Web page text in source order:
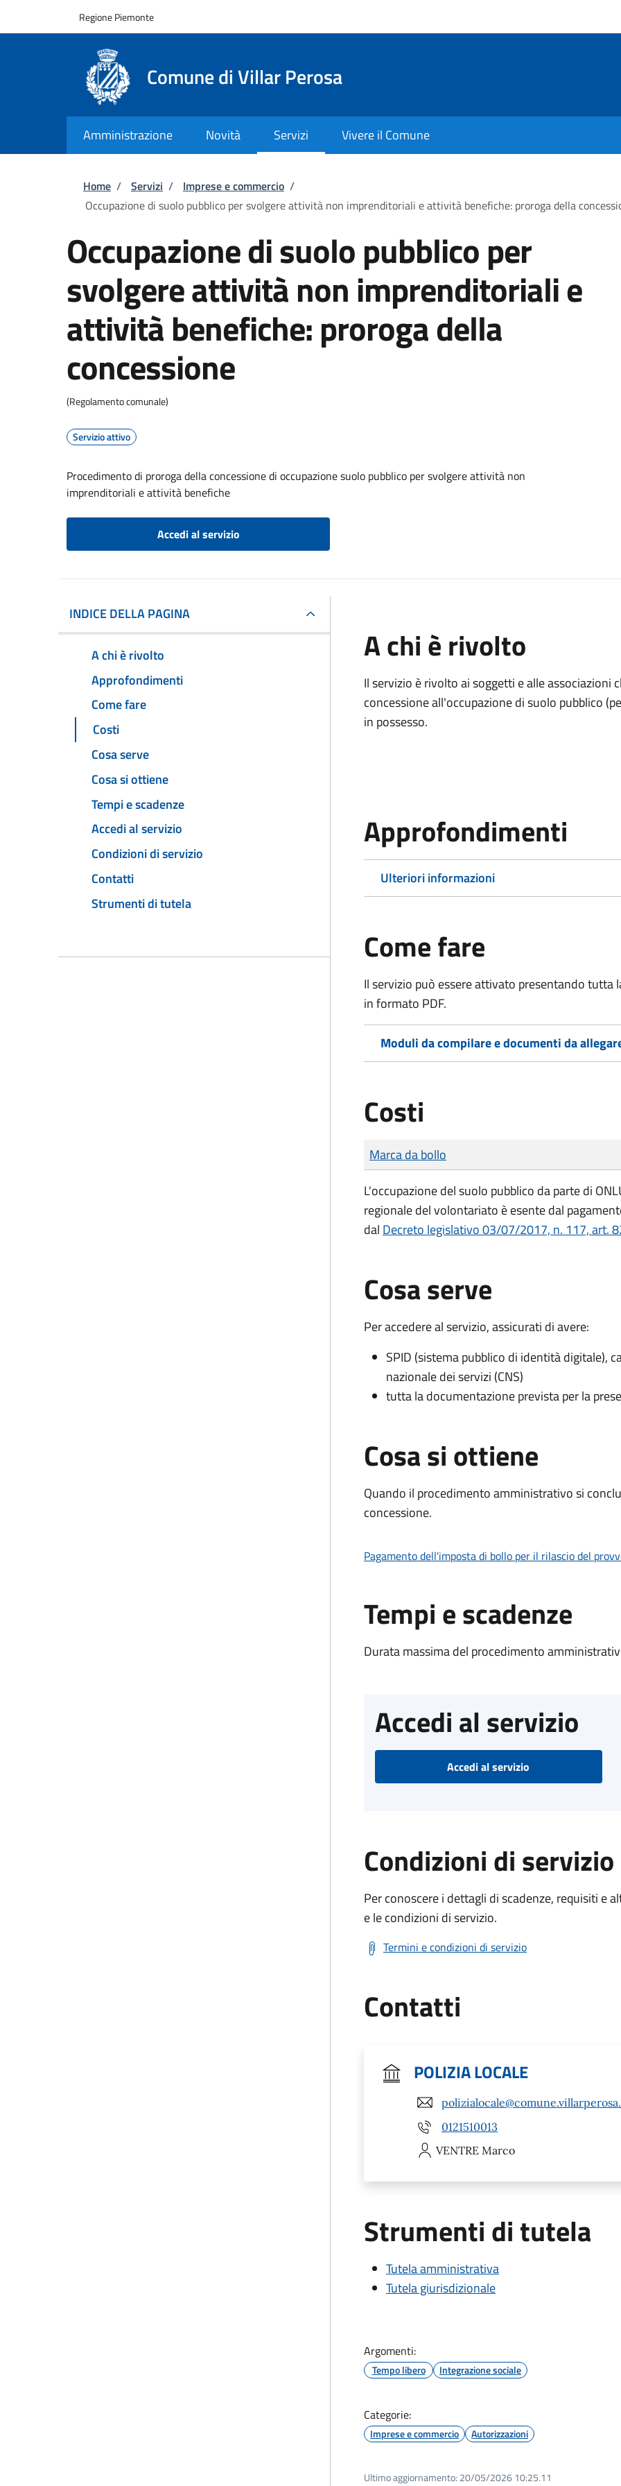
Regione Piemonte
Comune di Villar Perosa
Amministrazione Novità Servizi Vivere il Comune
Briciole di pane
Home / Servizi / Imprese e commercio /
Occupazione di suolo pubblico per svolgere attività non imprenditoriali e attività benefiche: proroga della
Occupazione di suolo pubblico per
svolgere attività non imprenditoriali e
attività benefiche: proroga della
concessione
(Regolamento comunale)
Servizio attivo
Procedimento di proroga della concessione di occupazione suolo pubblico per svolgere attività non
imprenditoriali e attività benefiche
Accedi al servizio
INDICE DELLA PAGINA
A chi è rivolto
Approfondimenti
Come fare
Costi
Cosa serve
Cosa si ottiene
Tempi e scadenze
Accedi al servizio
Condizioni di servizio
Contatti
Strumenti di tutela
A chi è rivolto
Il servizio è rivolto ai soggetti e alle
concessione all'occupazione di suolo pubblico
in possesso.
Approfondimenti
Ulteriori informazioni
Come fare
Il servizio può essere attivato presentando
in formato PDF.
Moduli da compilare e documenti da
Costi
Tipo di pagamento
Importo
Marca da bollo
L'occupazione del suolo pubblico da parte di
regionale del volontariato è esente dal
dal Decreto legislativo 03/07/2017, n. 117, art.
Cosa serve
Per accedere al servizio, assicurati di avere:
SPID (sistema pubblico di identità digitale),
nazionale dei servizi (CNS)
tutta la documentazione prevista per la
Cosa si ottiene
Quando il procedimento amministrativo si
concessione.
Pagamento dell'imposta di bollo per il rilascio del
Tempi e scadenze
Durata massima del procedimento
Accedi al servizio
Accedi al servizio
Condizioni di servizio
Per conoscere i dettagli di scadenze, requisiti e
e le condizioni di servizio.
Termini e condizioni di servizio
Contatti
POLIZIA LOCALE
0121510013
VENTRE Marco
Strumenti di tutela
Tutela amministrativa
Tutela giurisdizionale
Argomenti:
Tempo libero Integrazione sociale
Categorie:
Imprese e commercio Autorizzazioni
Ultimo aggiornamento: 20/05/2026 10:25.11